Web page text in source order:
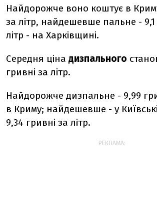
Найдорожче воно коштує в
за літр, найдешевше пальне - 9,1
літр - на Харківщині.
Середня ціна дизпального
гривні за літр.
Найдорожче дизпальне - 9,99
в Криму; найдешевше - у
9,34 гривні за літр.
РЕКЛАМА: